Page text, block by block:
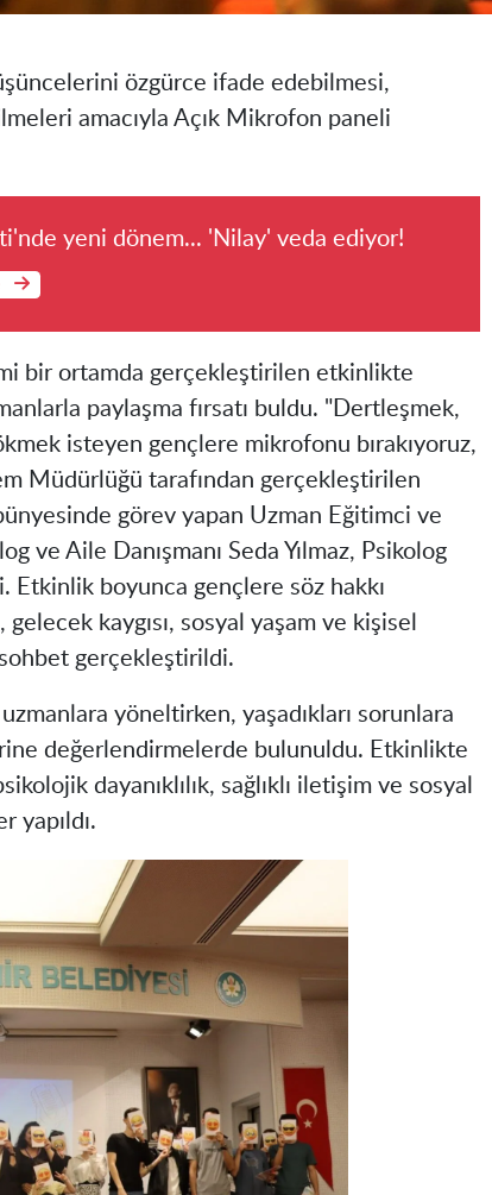
özgürce ifade edebilmesi,
amacıyla Açık Mikrofon paneli
yeni dönem... 'Nilay' veda ediyor!
bir ortamda gerçekleştirilen etkinlikte
paylaşma fırsatı buldu. "Dertleşmek,
isteyen gençlere mikrofonu bırakıyoruz,
Müdürlüğü tarafından gerçekleştirilen
görev yapan Uzman Eğitimci ve
ve Aile Danışmanı Seda Yılmaz, Psikolog
Etkinlik boyunca gençlere söz hakkı
kaygısı, sosyal yaşam ve kişisel
sohbet gerçekleştirildi.
yöneltirken, yaşadıkları sorunlara
değerlendirmelerde bulunuldu. Etkinlikte
dayanıklılık, sağlıklı iletişim ve sosyal
yapıldı.